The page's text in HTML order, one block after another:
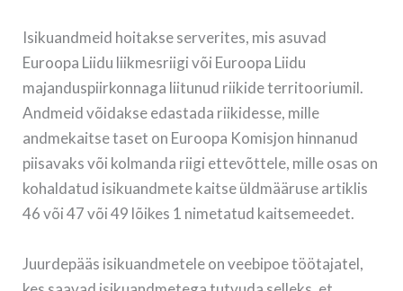
Isikuandmeid hoitakse serverites, mis asuvad
Euroopa Liidu liikmesriigi või Euroopa Liidu
majanduspiirkonnaga liitunud riikide territooriumil.
Andmeid võidakse edastada riikidesse, mille
andmekaitse taset on Euroopa Komisjon hinnanud
piisavaks või kolmanda riigi ettevõttele, mille osas on
kohaldatud isikuandmete kaitse üldmääruse artiklis
46 või 47 või 49 lõikes 1 nimetatud kaitsemeedet.
Juurdepääs isikuandmetele on veebipoe töötajatel,